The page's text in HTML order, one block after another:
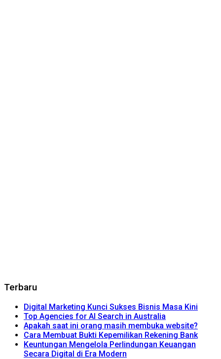
Terbaru
Digital Marketing Kunci Sukses Bisnis Masa Kini
Top Agencies for AI Search in Australia
Apakah saat ini orang masih membuka website?
Cara Membuat Bukti Kepemilikan Rekening Bank
Keuntungan Mengelola Perlindungan Keuangan
Secara Digital di Era Modern